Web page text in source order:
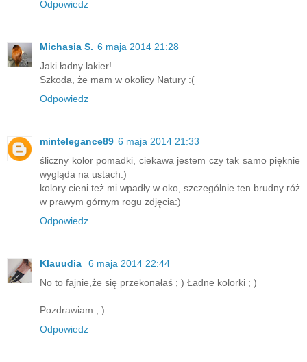
Odpowiedz
Michasia S. 6 maja 2014 21:28
Jaki ładny lakier!
Szkoda, że mam w okolicy Natury :(
Odpowiedz
mintelegance89 6 maja 2014 21:33
śliczny kolor pomadki, ciekawa jestem czy tak samo pięknie
wygląda na ustach:)
kolory cieni też mi wpadły w oko, szczególnie ten brudny róż
w prawym górnym rogu zdjęcia:)
Odpowiedz
Klauudia
6 maja 2014 22:44
No to fajnie,że się przekonałaś ; ) Ładne kolorki ; )
Pozdrawiam ; )
Odpowiedz